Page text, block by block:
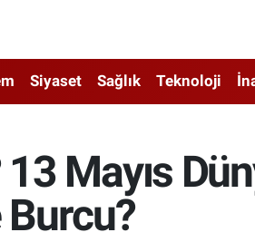
Siyaset Sağlık Teknoloji
Mayıs
Burcu?